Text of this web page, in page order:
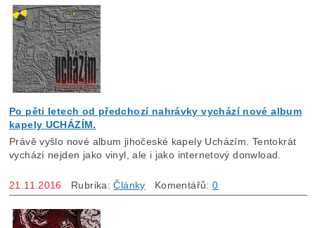
Po pěti letech od předchozí nahrávky vychází nové album
kapely UCHÁZÍM.
Právě vyšlo nové album jihočeské kapely Ucházím. Tentokrát
vychází nejden jako vinyl, ale i jako internetový donwload.
21.11.2016 Rubrika:Články Komentářů:0